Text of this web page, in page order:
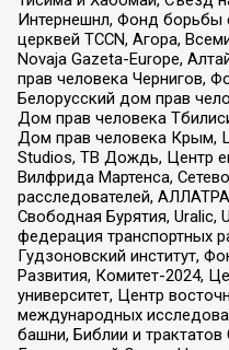
Интернешнл, Фонд борьбы
церквей TCCN, Агора,
Novaja Gazeta-Europe,
прав человека Чернигов,
Белорусский дом прав
Дом прав человека
Дом прав человека Крым,
Studios, ТВ Дождь, Центр
Вилфрида Мартенса,
расследователей,
Свободная Бурятия, Uralic,
федерация транспортных
Гудзоновский институт,
Развития, Комитет-2024,
университет, Центр
международных
башни, Библии и